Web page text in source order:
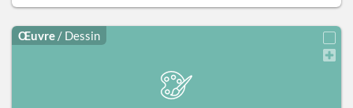
Œuvre / Dessin